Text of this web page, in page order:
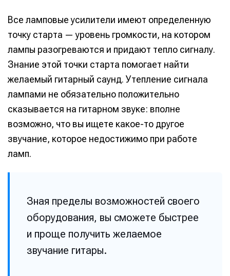
Нажимая на кнопку «Войти» или на кнопки социальных
сервисов для входа, вы подтверждаете, что
Политику обработки персональных данныхиПравила
площадки.
Нажимая на кнопку «Войти» или на кнопки социальных
сервисов для входа, вы подтверждаете, что
Политику обработки персональных данныхиПравила
площадки.
Нажимая на кнопку «Войти» или на кнопки социальных
сервисов для входа, вы подтверждаете, что
Политику обработки персональных данныхиПравила
площадки.
Справочник гитариста
Мы в социальных сетях
О проекте Реклама
Редакционная политика (в разработке)
Предложение новостей Помощь проекту
Нажимая на кнопку «Войти» или на кнопки социальных
сервисов для входа, вы подтверждаете, что
Политику обработки персональных данныхиПравила
площадки.
Справочник гитариста
Мы в социальных сетях
О проекте Реклама
Редакционная политика (в разработке)
Предложение новостей Помощь проекту
Все ламповые усилители имеют определенную
точку старта — уровень громкости, на котором
лампы разогреваются и придают тепло сигналу.
Знание этой точки старта помогает найти
желаемый гитарный саунд. Утепление сигнала
лампами не обязательно положительно
сказывается на гитарном звуке: вполне
возможно, что вы ищете какое-то другое
звучание, которое недостижимо при работе
ламп.
Зная пределы возможностей своего
оборудования, вы сможете быстрее
и проще получить желаемое
звучание гитары.